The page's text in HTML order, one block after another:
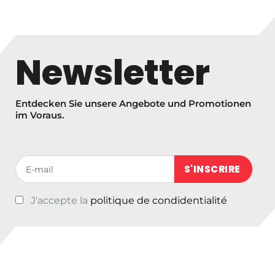
Newsletter
Entdecken Sie unsere Angebote und Promotionen
im Voraus.
Votre adresse de messagerie (obligatoire)
J'accepte la politique de condidentialité